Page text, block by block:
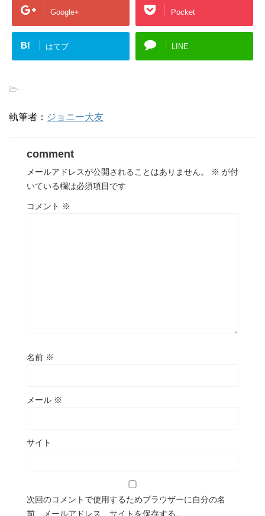
Google+ Pocket
B! はてブ LINE
-
執筆者： ジョニー大友
comment
メールアドレスが公開されることはありません。 ※ が付
いている欄は必須項目です
コメント ※
名前 ※
メール ※
サイト
次回のコメントで使用するためブラウザーに自分の名
前、メールアドレス、サイトを保存する。